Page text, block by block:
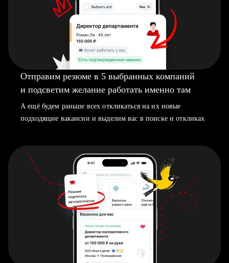
Отправим резюме в 5 выбранных компаний
и подсветим желание работать именно там
А ещё будем раньше всех откликаться на их новые
подходящие вакансии и выделим вас в поиске и откликах